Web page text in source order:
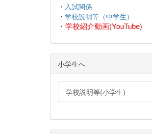
・ 入試関係
・ 学校説明等（中学生）
・ 学校紹介動画(YouTube)
小学生へ
学校説明等(小学生)